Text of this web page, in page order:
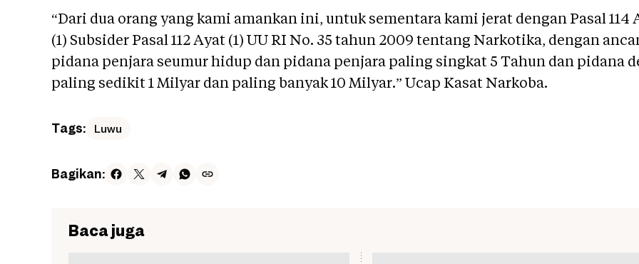
“Dari dua orang yang kami amankan ini, untuk sementara kami jerat dengan Pasal 114
(1) Subsider Pasal 112 Ayat (1) UU RI No. 35 tahun 2009 tentang Narkotika, dengan
pidana penjara seumur hidup dan pidana penjara paling singkat 5 Tahun dan pidana
paling sedikit 1 Milyar dan paling banyak 10 Milyar.” Ucap Kasat Narkoba.
Tags: Luwu
Bagikan:
Baca juga